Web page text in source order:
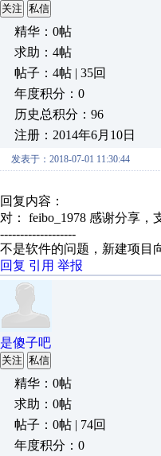
关注 私信
精华：0帖
求助：4帖
帖子：4帖 | 35回
年度积分：0
历史总积分：96
注册：2014年6月10日
发表于：2018-07-01 11:30:44
回复内容：
对： feibo_1978 感谢分享，
-------------------
不是软件的问题，新建项目
回复 引用 举报
是傻子吧
关注 私信
精华：0帖
求助：0帖
帖子：0帖 | 74回
年度积分：0